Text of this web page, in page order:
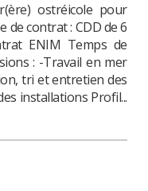
ostréicole pour
contrat : CDD de 6
ENIM Temps de
: -Travail en mer
tri et entretien des
installations Profil...